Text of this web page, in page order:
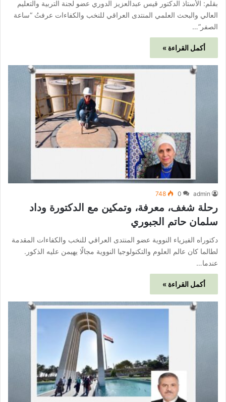
بقلم: الأستاذ الدكتور قيس عبدالعزيز الدوري عضو لجنة التربية والتعليم
العالي والبحث العلمي المنتدى العراقي للنخب والكفاءات عرفتُ “ساعة
الصفر”…
أكمل القراءة »
admin
0
748
رحلة شغف، معرفة، وتمكين مع الدكتورة وداد
سلمان حاتم الجبوري
دكتوراه الفيزياء النووية عضو المنتدى العراقي للنخب والكفاءات المقدمة
لطالما كان عالم العلوم والتكنولوجيا النووية مجالًا يهيمن عليه الذكور.
عندما…
أكمل القراءة »